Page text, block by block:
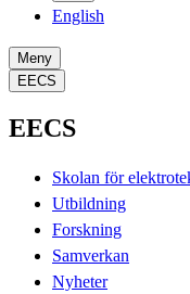
English
Meny
EECS
EECS
Skolan för
Utbildning
Forskning
Samverkan
Nyheter